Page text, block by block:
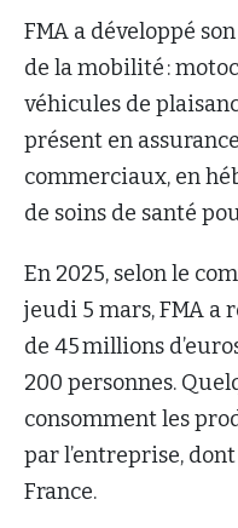
FMA a développé
de la mobilité :
véhicules de
présent en
commerciaux, en
de soins de santé
En 2025, selon le
jeudi 5 mars, FMA a
de 45 millions
200 personnes.
consomment les
par l’entreprise,
France.